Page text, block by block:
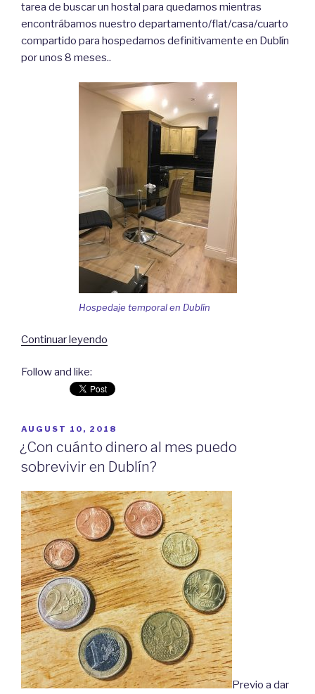
tarea de buscar un hostal para quedarnos mientras
encontrábamos nuestro departamento/flat/casa/cuarto
compartido para hospedarnos definitivamente en Dublín
por unos 8 meses..
Hospedaje temporal en Dublín
Continuar leyendo
te
en
un
hostal?”
Follow and like:
POSTED
ON
AUGUST 10, 2018
¿Con cuánto dinero al mes puedo
sobrevivir en Dublín?
Previo a dar